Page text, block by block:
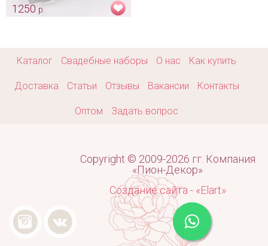
1250 р.
Каталог Свадебные наборы О нас Как купить
Доставка Статьи Отзывы Вакансии Контакты
Оптом Задать вопрос
Copyright © 2009-2026 гг. Компания
«Пион-Декор»
Создание сайта - «Elart»